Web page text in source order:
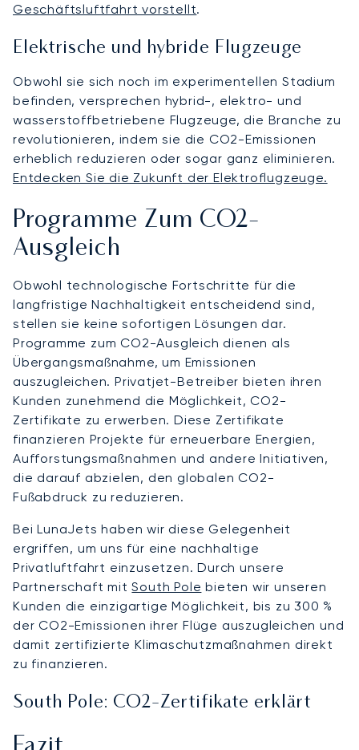
Geschäftsluftfahrt vorstellt.
Elektrische und hybride Flugzeuge
Obwohl sie sich noch im experimentellen Stadium
befinden, versprechen hybrid-, elektro- und
wasserstoffbetriebene Flugzeuge, die Branche zu
revolutionieren, indem sie die CO2-Emissionen
erheblich reduzieren oder sogar ganz eliminieren.
Entdecken Sie die Zukunft der Elektroflugzeuge.
Programme Zum CO2-
Ausgleich
Obwohl technologische Fortschritte für die
langfristige Nachhaltigkeit entscheidend sind,
stellen sie keine sofortigen Lösungen dar.
Programme zum CO2-Ausgleich dienen als
Übergangsmaßnahme, um Emissionen
auszugleichen. Privatjet-Betreiber bieten ihren
Kunden zunehmend die Möglichkeit, CO2-
Zertifikate zu erwerben. Diese Zertifikate
finanzieren Projekte für erneuerbare Energien,
Aufforstungsmaßnahmen und andere Initiativen,
die darauf abzielen, den globalen CO2-
Fußabdruck zu reduzieren.
Bei LunaJets haben wir diese Gelegenheit
ergriffen, um uns für eine nachhaltige
Privatluftfahrt einzusetzen. Durch unsere
Partnerschaft mitSouth Pole bieten wir unseren
Kunden die einzigartige Möglichkeit, bis zu 300 %
der CO2-Emissionen ihrer Flüge auszugleichen und
damit zertifizierte Klimaschutzmaßnahmen direkt
zu finanzieren.
South Pole: CO2-Zertifikate erklärt